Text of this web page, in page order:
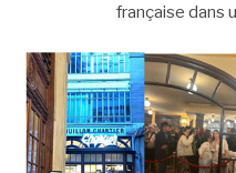
française dans